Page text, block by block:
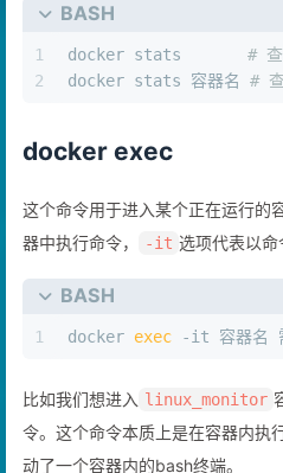
BASH
1
2
docker stats # 查
docker stats 容器名 #
docker exec
这个命令用于进入某个正在运行的
器中执行命令，
-it 选项代表以命
BASH
1 docker exec -it 容器名
比如我们想进入 linux_monitor
令。这个命令本质上是在容器内执
动了一个容器内的bash终端。